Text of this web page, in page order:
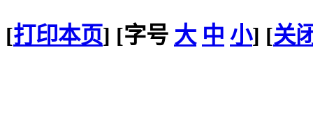
[打印本页] [字号 大 中 小] [关